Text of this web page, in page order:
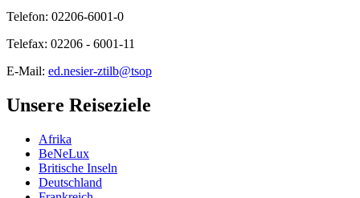
Telefon: 02206-6001-0
Telefax: 02206 - 6001-11
E-Mail: ed.nesier-ztilb@tsop
Unsere Reiseziele
Afrika
BeNeLux
Britische Inseln
Deutschland